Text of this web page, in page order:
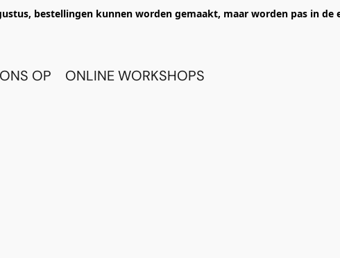
bestellingen kunnen worden gemaakt, maar worden pas in de
OP ONLINE WORKSHOPS